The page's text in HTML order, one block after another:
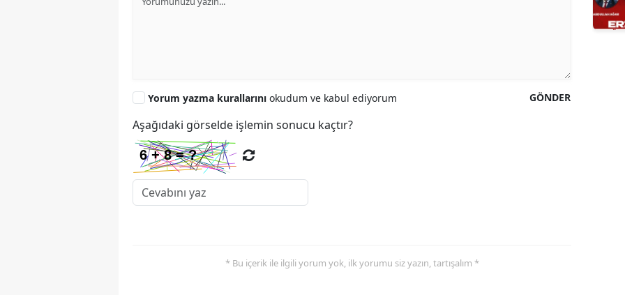
GÖNDER
Yorum yazma kurallarını okudum ve kabul ediyorum
Aşağıdaki görselde işlemin sonucu kaçtır?
* Bu içerik ile ilgili yorum yok, ilk yorumu siz yazın, tartışalım *